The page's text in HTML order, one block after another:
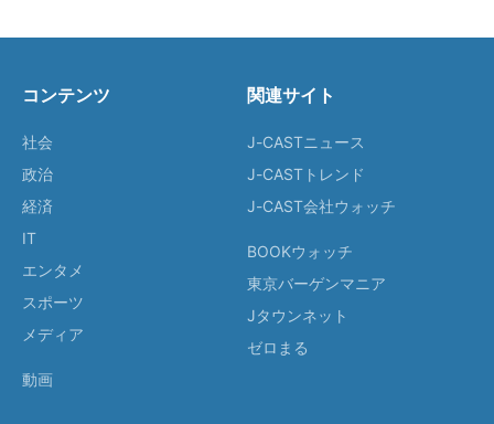
コンテンツ
社会
政治
経済
IT
エンタメ
スポーツ
メディア
動画
関連サイト
J-CASTニュース
J-CASTトレンド
J-CAST会社ウォッチ
BOOKウォッチ
東京バーゲンマニア
Jタウンネット
ゼロまる